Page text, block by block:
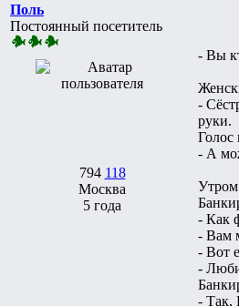
Поль
Постоянный посетитель
794 118
Москва
5 года
- Вы
-
руки.
Голос
- А
Утром
- Как
- Вам
- Вот
-
- Так,